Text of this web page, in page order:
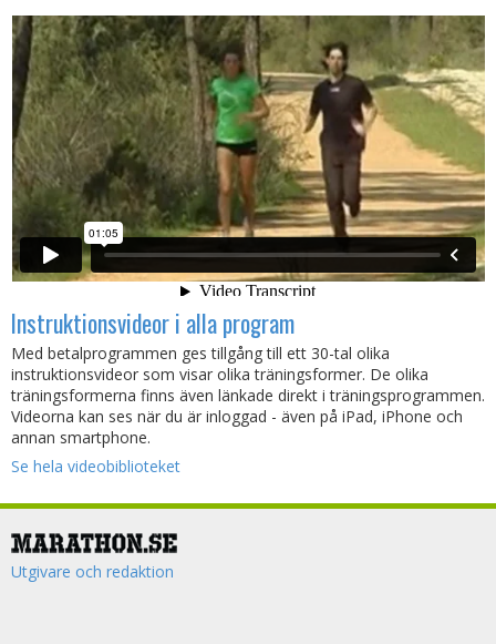
Instruktionsvideor i alla program
Med betalprogrammen ges tillgång till ett 30-tal olika
instruktionsvideor som visar olika träningsformer. De olika
träningsformerna finns även länkade direkt i träningsprogrammen.
Videorna kan ses när du är inloggad - även på iPad, iPhone och
annan smartphone.
Se hela videobiblioteket
Utgivare och redaktion